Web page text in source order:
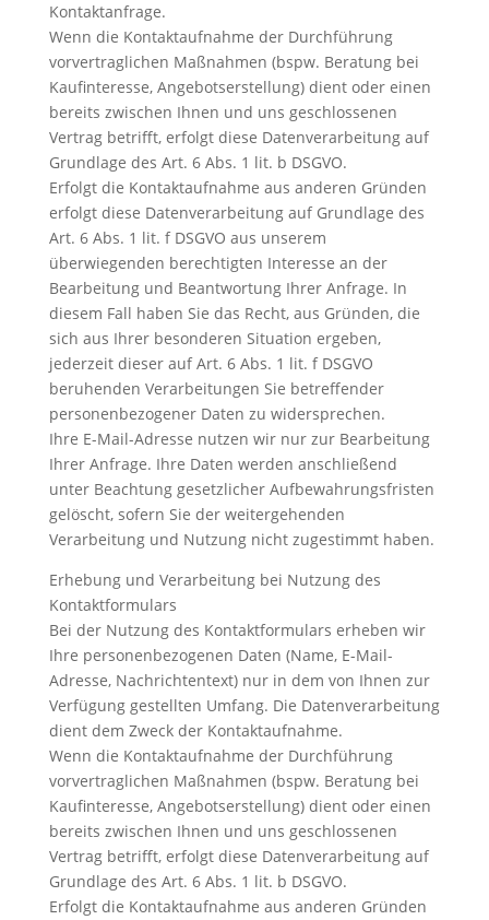
Kontaktanfrage.
Wenn die Kontaktaufnahme der Durchführung
vorvertraglichen Maßnahmen (bspw. Beratung bei
Kaufinteresse, Angebotserstellung) dient oder einen
bereits zwischen Ihnen und uns geschlossenen
Vertrag betrifft, erfolgt diese Datenverarbeitung auf
Grundlage des Art. 6 Abs. 1 lit. b DSGVO.
Erfolgt die Kontaktaufnahme aus anderen Gründen
erfolgt diese Datenverarbeitung auf Grundlage des
Art. 6 Abs. 1 lit. f DSGVO aus unserem
überwiegenden berechtigten Interesse an der
Bearbeitung und Beantwortung Ihrer Anfrage. In
diesem Fall haben Sie das Recht, aus Gründen, die
sich aus Ihrer besonderen Situation ergeben,
jederzeit dieser auf Art. 6 Abs. 1 lit. f DSGVO
beruhenden Verarbeitungen Sie betreffender
personenbezogener Daten zu widersprechen.
Ihre E-Mail-Adresse nutzen wir nur zur Bearbeitung
Ihrer Anfrage. Ihre Daten werden anschließend
unter Beachtung gesetzlicher Aufbewahrungsfristen
gelöscht, sofern Sie der weitergehenden
Verarbeitung und Nutzung nicht zugestimmt haben.
Erhebung und Verarbeitung bei Nutzung des
Kontaktformulars
Bei der Nutzung des Kontaktformulars erheben wir
Ihre personenbezogenen Daten (Name, E-Mail-
Adresse, Nachrichtentext) nur in dem von Ihnen zur
Verfügung gestellten Umfang. Die Datenverarbeitung
dient dem Zweck der Kontaktaufnahme.
Wenn die Kontaktaufnahme der Durchführung
vorvertraglichen Maßnahmen (bspw. Beratung bei
Kaufinteresse, Angebotserstellung) dient oder einen
bereits zwischen Ihnen und uns geschlossenen
Vertrag betrifft, erfolgt diese Datenverarbeitung auf
Grundlage des Art. 6 Abs. 1 lit. b DSGVO.
Erfolgt die Kontaktaufnahme aus anderen Gründen